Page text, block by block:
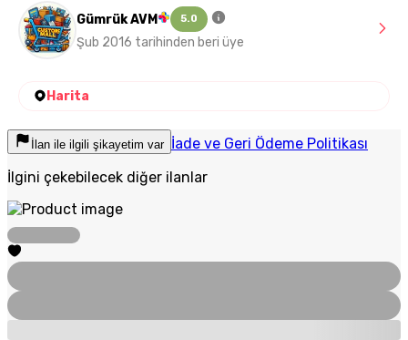
Gümrük AVM 5.0
Şub 2016 tarihinden beri üye
Harita
İlan ile ilgili şikayetim var İade ve Geri Ödeme Politikası
İlgini çekebilecek diğer ilanlar